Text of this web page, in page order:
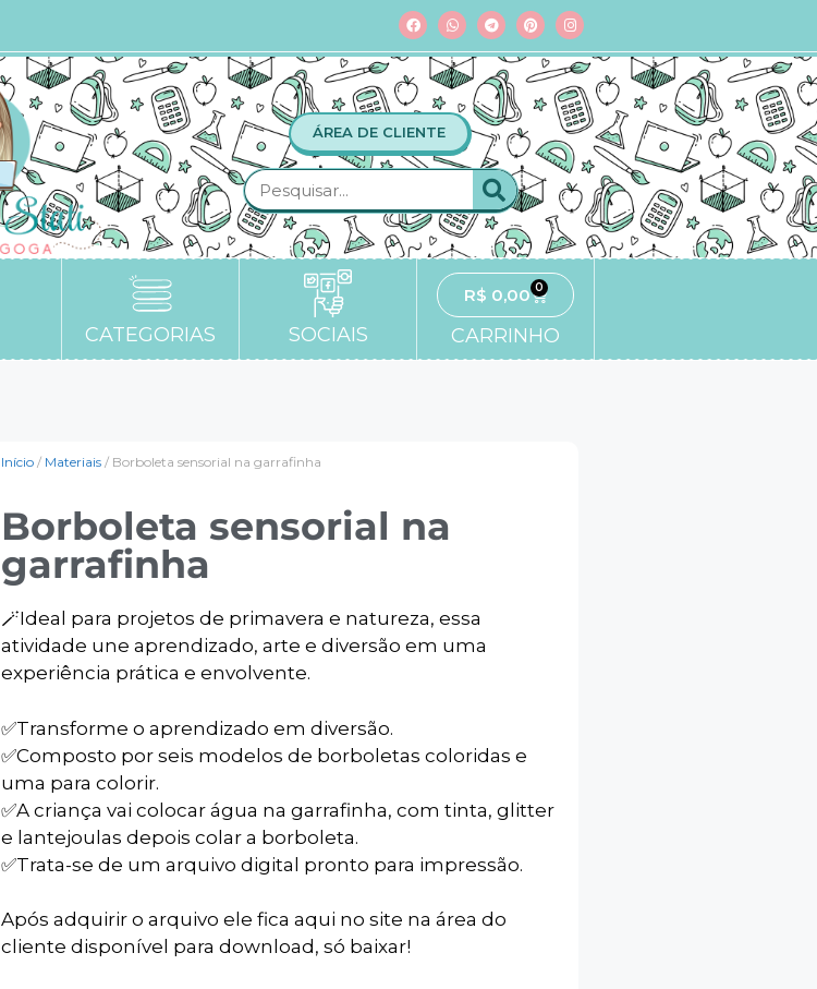
ÁREA DE CLIENTE
CATEGORIAS SOCIAIS
R$ 0,00 0
CARRINHO
Início / Materiais / Borboleta sensorial na garrafinha
Borboleta sensorial na
garrafinha
🪄Ideal para projetos de primavera e natureza, essa
atividade une aprendizado, arte e diversão em uma
experiência prática e envolvente.
✅️Transforme o aprendizado em diversão.
✅️Composto por seis modelos de borboletas coloridas e
uma para colorir.
✅️A criança vai colocar água na garrafinha, com tinta, glitter
e lantejoulas depois colar a borboleta.
✅️Trata-se de um arquivo digital pronto para impressão.
Após adquirir o arquivo ele fica aqui no site na área do
cliente disponível para download, só baixar!